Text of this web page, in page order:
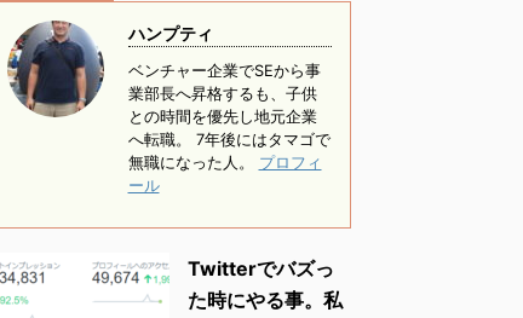
ハンプティ
ベンチャー企業でSEから事
業部長へ昇格するも、子供
との時間を優先し地元企業
へ転職。 7年後にはタマゴで
無職になった人。 プロフィ
ール
Twitterでバズっ
た時にやる事。私